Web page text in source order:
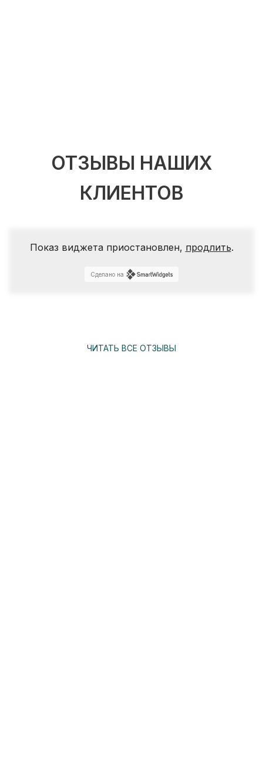
ОТЗЫВЫ НАШИХ
КЛИЕНТОВ
Показ виджета приостановлен, продлить.
Сделано на
ЧИТАТЬ ВСЕ ОТЗЫВЫ